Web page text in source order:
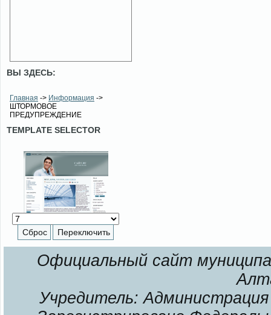
ВЫ ЗДЕСЬ:
Главная -> Информация ->
ШТОРМОВОЕ
ПРЕДУПРЕЖДЕНИЕ
TEMPLATE SELECTOR
Официальный сайт
Учредитель: Администрация